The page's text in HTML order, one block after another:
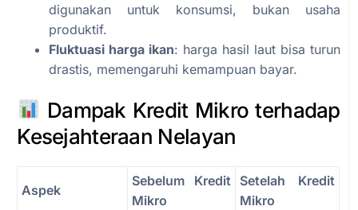
digunakan untuk konsumsi, bukan usaha
produktif.
Fluktuasi harga ikan: harga hasil laut bisa turun
drastis, memengaruhi kemampuan bayar.
Dampak Kredit Mikro terhadap
Kesejahteraan Nelayan
Aspek
Sebelum Kredit
Mikro
Setelah Kredit
Mikro